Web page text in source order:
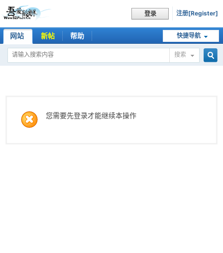
登录 注册[Register]
快捷导航
网站 新帖 帮助
搜索
您需要先登录才能继续本操作